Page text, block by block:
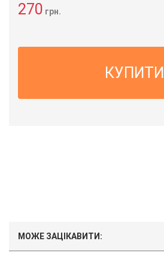
270 грн.
КУПИТИ
МОЖЕ ЗАЦІКАВИТИ: